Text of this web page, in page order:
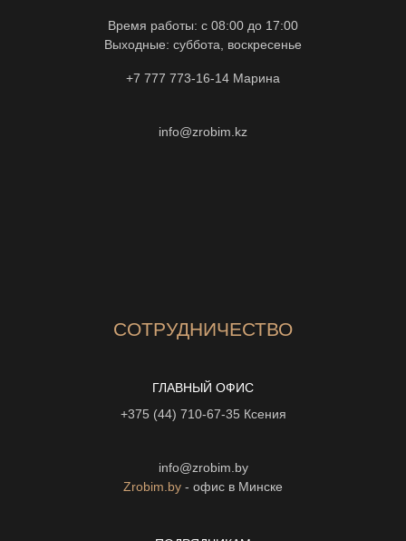
Время работы: с 08:00 до 17:00
Выходные: суббота, воскресенье
+7 777 773-16-14 Марина
info@zrobim.kz
СОТРУДНИЧЕСТВО
ГЛАВНЫЙ ОФИС
+375 (44) 710-67-35 Ксения
info@zrobim.by
Zrobim.by - офис в Минске